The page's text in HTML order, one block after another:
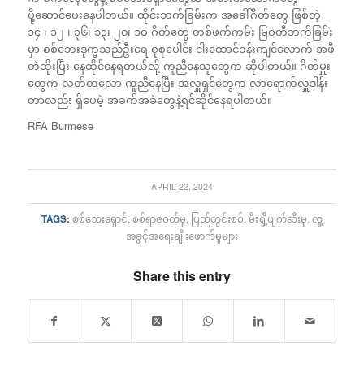
ပို့ဆောင်ပေးနေပါတယ်။ ထိုင်းဘက်ခြမ်းက အခေါ်ဂိတ်တွေ ဖြစ်တဲ့
၁၄ ၊ ၁၂ ၊ ၃၆၊ ၁၃၊ ၂၀၊ ၁ဝ ဂိတ်တွေ တစ်ဖက်ကမ်း မြဝတီဘက်ခြမ်း
မှာ စစ်ဘေးဒုက္ခသည်ဦးရေ စုစုပေါင်း ငါးထောင်ဝန်းကျင်လောက် အဖီ
တဲထိုးပြီး နေထိုင်နေရတယ်လို့ ကူညီနေသူတွေက ဆိုပါတယ်။ ဂိတ်မှူး
တွေက လတ်တလော ကူညီနေပြီး အလှူရှင်တွေက လာရောက်လှူဒါန်း
တာလည်း ရှိပေမဲ့ အခက်အခဲတွေနဲ့ရင်ဆိုင်နေရပါတယ်။
RFA Burmese
APRIL 22, 2024
TAGS: စစ်ဘေးရှောင် စစ်ရာဇဝတ်မှု, ပြည်တွင်းစစ် မီးရှို့ဖျက်ဆီးမှု, လူ့
အခွင့်အရေးချိုးဖောက်မှုများ
Share this entry